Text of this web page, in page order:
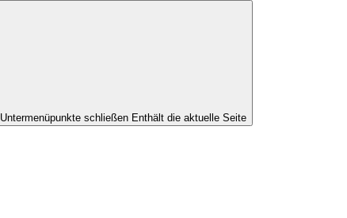
Untermenüpunkte schließen Enthält die aktuelle Seite